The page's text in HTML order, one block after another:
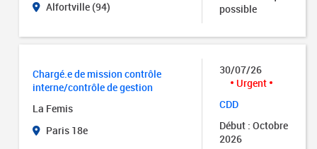
Alfortville (94)
possible
Chargé.e de mission contrôle
interne/contrôle de gestion
La Femis
Paris 18e
30/07/26
Urgent
CDD
Début : Octobre
2026